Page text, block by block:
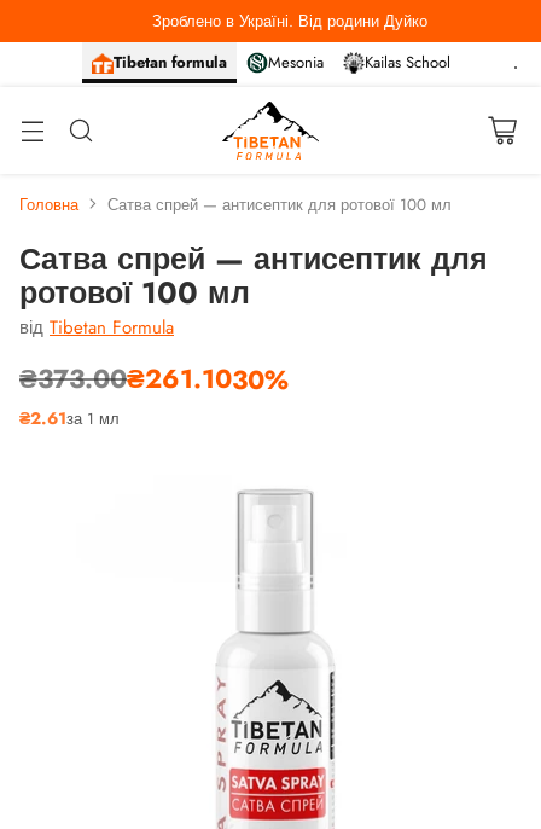
Tibetan formula Mesonia Kailas School
Зроблено в Україні. Від родини Дуйко
Головна Сатва спрей — антисептик для ротової 100 мл
Сатва спрей — антисептик для
ротової 100 мл
від Tibetan Formula
Звичайна
ціна
₴373.00₴261.1030%
₴2.61за 1 мл